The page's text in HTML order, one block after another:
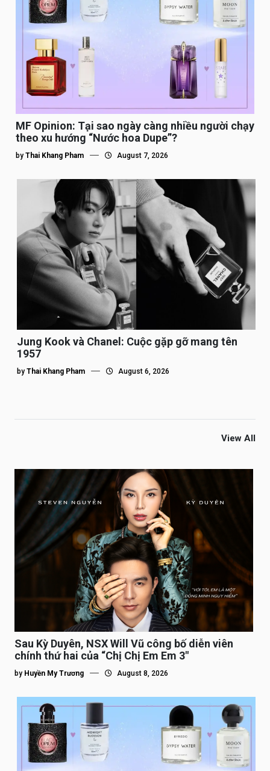
MF Opinion: Tại sao ngày càng nhiều người chạy
theo xu hướng “Nước hoa Dupe”?
by Thai Khang Pham August 7, 2026
Jung Kook và Chanel: Cuộc gặp gỡ mang tên
1957
by Thai Khang Pham August 6, 2026
View All
Sau Kỳ Duyên, NSX Will Vũ công bố diễn viên
chính thứ hai của “Chị Chị Em Em 3″
by Huyền My Trương August 8, 2026